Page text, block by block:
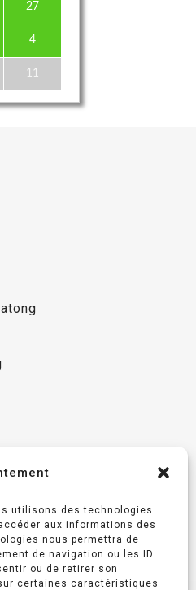
utilisons des technologies
aux informations des
nous permettra de
de navigation ou les ID
ou de retirer son
certaines caractéristiques
27
4
11